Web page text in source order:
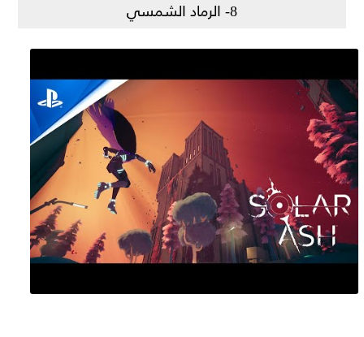
8- الرماد الشمسي